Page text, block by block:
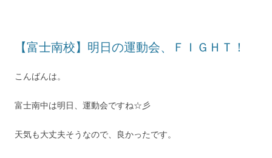
【富士南校】明日の運動会、ＦＩＧＨＴ！
こんばんは。
富士南中は明日、運動会ですね☆彡
天気も大丈夫そうなので、良かったです。